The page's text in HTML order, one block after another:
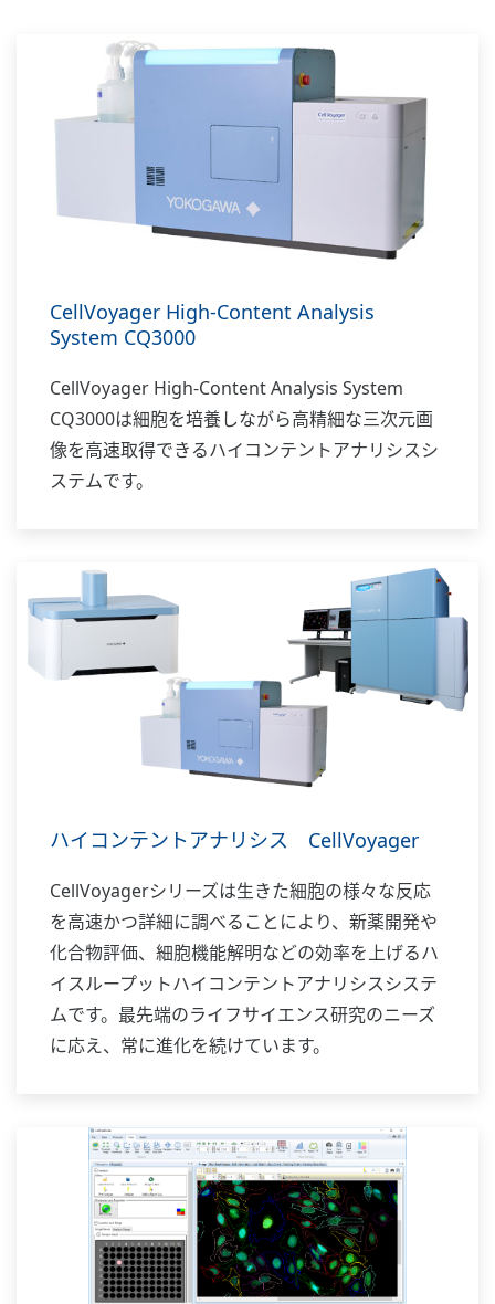
CellVoyager High-Content Analysis
System CQ3000
CellVoyager High-Content Analysis System
CQ3000は細胞を培養しながら高精細な三次元画
像を高速取得できるハイコンテントアナリシスシ
ステムです。
ハイコンテントアナリシス CellVoyager
CellVoyagerシリーズは生きた細胞の様々な反応
を高速かつ詳細に調べることにより、新薬開発や
化合物評価、細胞機能解明などの効率を上げるハ
イスループットハイコンテントアナリシスシステ
ムです。最先端のライフサイエンス研究のニーズ
に応え、常に進化を続けています。